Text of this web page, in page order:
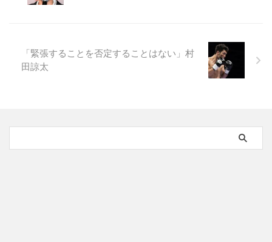
「緊張することを否定することはない」村
田諒太